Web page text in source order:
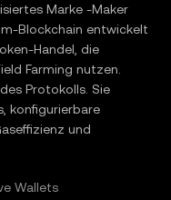
Marke -Maker
Blockchain entwickelt
Handel, die
Farming nutzen.
Protokolls. Sie
konfigurierbare
und
Wallets